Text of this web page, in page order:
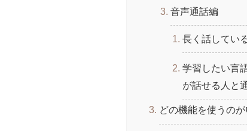
音声通話編
長く話してい
学習したい言
が話せる人と
どの機能を使うの